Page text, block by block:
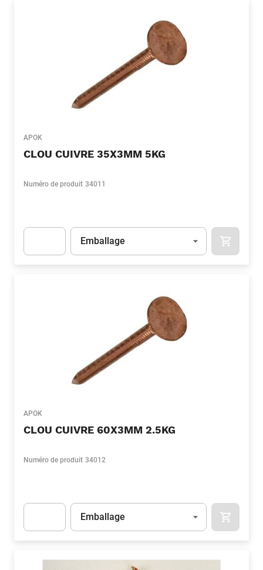
APOK
CLOU CUIVRE 35X3MM 5KG
Numéro de produit 34011
Unité
Emballage
APOK
CLOU CUIVRE 60X3MM 2.5KG
Numéro de produit 34012
Unité
Emballage